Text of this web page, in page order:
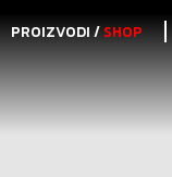
PROIZVODI /SHOP